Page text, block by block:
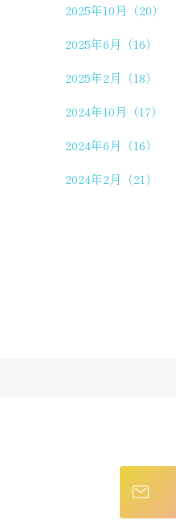
2025年10月（20）
2025年6月（16）
2025年2月（18）
2024年10月（17）
2024年6月（16）
2024年2月（21）